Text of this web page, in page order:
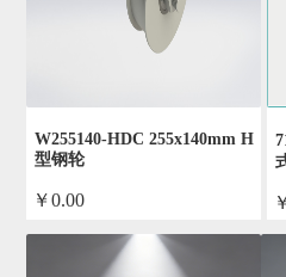
W255140-HDC 255x140mm H
型钢轮
￥0.00